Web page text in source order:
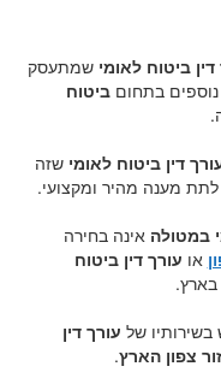
דין ביטוח לאומי שמתעסק
נוספים בתחוםביטוח
דין ביטוח לאומי שזה
לתת מענה מהיר ומקצועי.
במטולה אינה בחירה
או עורך דין ביטוח
של עורך דין
צפון הארץ.